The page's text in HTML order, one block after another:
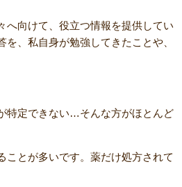
へ向けて、役立つ情報を提供してい
、私自身が勉強してきたことや、
特定できない…そんな方がほとんど
ことが多いです。薬だけ処方されて